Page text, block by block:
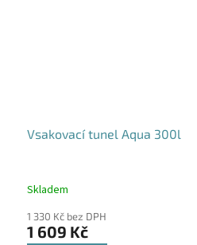
Vsakovací tunel Aqua 300l
Skladem
1 330 Kč bez DPH
1 609 Kč